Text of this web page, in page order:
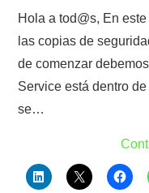
Hola a tod@s, En
las copias de
de comenzar
Service está dentro
se…